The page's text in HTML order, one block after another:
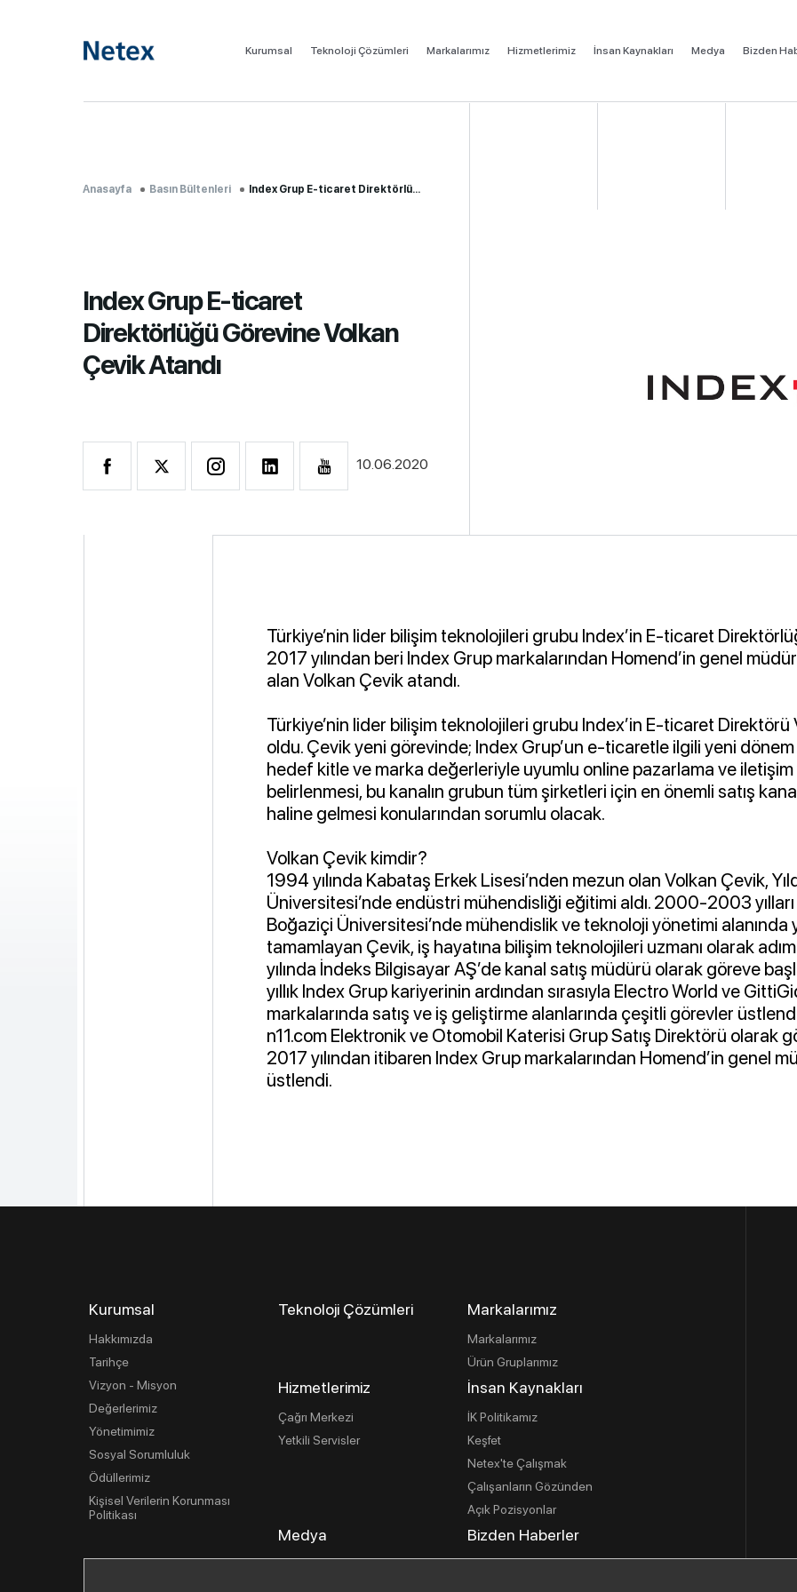
Kurumsal Teknoloji Çözümleri Markalarımız Hizmetlerimiz İnsan Kaynakları Medya Bizden
Anasayfa Basın Bültenleri Index Grup E-ticaret Direktörlü...
Index Grup E-ticaret
Direktörlüğü Görevine Volkan
Çevik Atandı
10.06.2020
Türkiye’nin lider bilişim teknolojileri grubu Index’in E-ticaret
2017 yılından beri Index Grup markalarından Homend’in genel
alan Volkan Çevik atandı.
Türkiye’nin lider bilişim teknolojileri grubu Index’in E-ticaret Direktörü
oldu. Çevik yeni görevinde; Index Grup’un e-ticaretle ilgili yeni
hedef kitle ve marka değerleriyle uyumlu online pazarlama ve
belirlenmesi, bu kanalın grubun tüm şirketleri için en önemli satış
haline gelmesi konularından sorumlu olacak.
Volkan Çevik kimdir?
1994 yılında Kabataş Erkek Lisesi’nden mezun olan Volkan Çevik,
Üniversitesi’nde endüstri mühendisliği eğitimi aldı. 2000-2003 yılları
Boğaziçi Üniversitesi’nde mühendislik ve teknoloji yönetimi alanında
tamamlayan Çevik, iş hayatına bilişim teknolojileri uzmanı olarak
yılında İndeks Bilgisayar AŞ’de kanal satış müdürü olarak göreve
yıllık Index Grup kariyerinin ardından sırasıyla Electro World ve
markalarında satış ve iş geliştirme alanlarında çeşitli görevler
n11.com Elektronik ve Otomobil Katerisi Grup Satış Direktörü olarak
2017 yılından itibaren Index Grup markalarından Homend’in genel
üstlendi.
Kurumsal
Hakkımızda
Tarihçe
Vizyon - Misyon
Değerlerimiz
Yönetimimiz
Sosyal Sorumluluk
Ödüllerimiz
Kişisel Verilerin Korunması
Politikası
Teknoloji Çözümleri Markalarımız
Markalarımız
Ürün Gruplarımız
Hizmetlerimiz
Çağrı Merkezi
Yetkili Servisler
İnsan Kaynakları
İK Politikamız
Keşfet
Netex'te Çalışmak
Çalışanların Gözünden
Açık Pozisyonlar
Medya
Bizden Haberler